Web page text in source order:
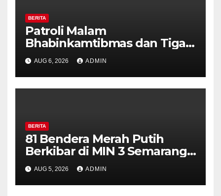
BERITA
Patroli Malam
Bhabinkamtibmas dan Tiga
Pilar Kelurahan Ungaran
Perkuat Kamtibmas, Warga
Diajak Aktifkan Ronda
AUG 6, 2026 ADMIN
BERITA
81 Bendera Merah Putih
Berkibar di MIN 3 Semarang,
Bhabinkamtibmas Desa
Timpik Hadiri Peringatan
HUT ke-81 Kemerdekaan RI
AUG 5, 2026 ADMIN